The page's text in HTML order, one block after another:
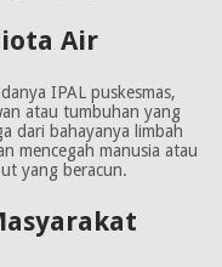
Air
IPAL puskesmas,
atau tumbuhan yang
dari bahayanya limbah
mencegah manusia atau
yang beracun.